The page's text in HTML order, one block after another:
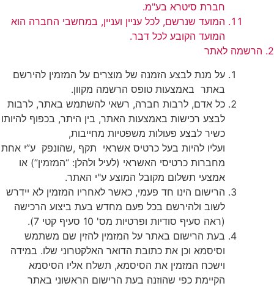
חברת סיטרא בע"מ.
המועד שנרשם, לכל עניין ועניין, במחשבי החברה הוא
המועד הקובע לכל דבר.
2. הרשמה לאתר
על מנת לבצע הזמנה של מוצרים על המזמין להירשם
באתר באמצעות טופס הרשמה מקוון.
כל אדם, לרבות חברה, רשאי להשתמש באתר, לרבות
לבצע רכישות באמצעות האתר, בין היתר, בכפוף להיותו
כשיר לבצע פעולות משפטיות מחייבות,
ועליו להיות בעל כרטיס אשראי תקף ,שהונפק ע”י אחת
מחברות כרטיסי האשראי (לעיל ולהלן: “המזמין”) או
אמצעי תשלום מקובל המוצע ע"י האתר.
הרישום הינו חד פעמי, כאשר לאחריו המזמין לא יידרש
לשוב ולהירשם בכל פעם מחדש בעת ביצוע הרכישה
(ראה סעיף סודיות ופרטיות מס' 10 סעיף קטי 7).
בעת הרישום באתר על המזמין להזין שם משתמש
וסיסמא וכן את כתובת הדואר האלקטרוני שלו. במידה
וישכח המזמין את הסיסמא, תשלח אליו הסיסמא
הקיימת כפי שהוזנה בעת הרישום הראשוני באתר